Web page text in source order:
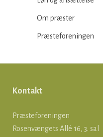
Om præster
Præsteforeningen
Kontakt
Præsteforeningen
Rosenvængets Allé 16, 3. sal